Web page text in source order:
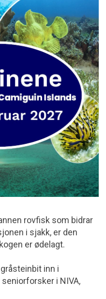
rovfisk som bidrar
i sjakk, er den
er ødelagt.
inn i
i NIVA,